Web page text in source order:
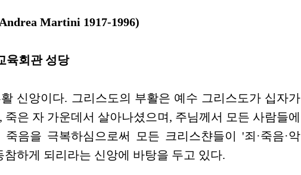
Martini 1917-1996)
육회관 성당
신앙이다. 그리스도의 부활은 예수 그리스도가 십자가
죽은 자 가운데서 살아나셨으며, 주님께서 모든 사람들에
음을 극복하심으로써 모든 크리스챤들이 '죄·죽음·악
하게 되리라는 신앙에 바탕을 두고 있다.